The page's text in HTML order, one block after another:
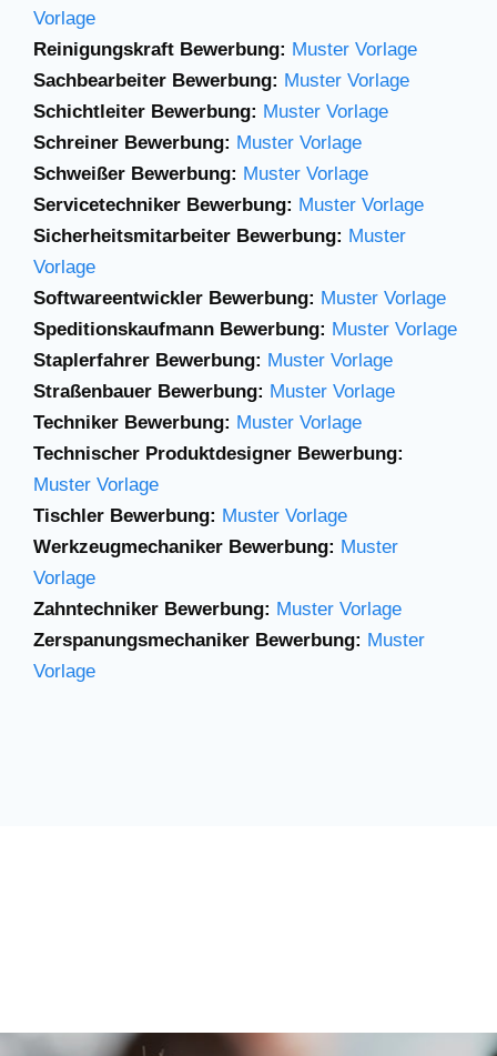
Vorlage
Reinigungskraft Bewerbung: Muster Vorlage
Sachbearbeiter Bewerbung: Muster Vorlage
Schichtleiter Bewerbung: Muster Vorlage
Schreiner Bewerbung: Muster Vorlage
Schweißer Bewerbung: Muster Vorlage
Servicetechniker Bewerbung: Muster Vorlage
Sicherheitsmitarbeiter Bewerbung: Muster
Vorlage
Softwareentwickler Bewerbung: Muster Vorlage
Speditionskaufmann Bewerbung: Muster Vorlage
Staplerfahrer Bewerbung: Muster Vorlage
Straßenbauer Bewerbung: Muster Vorlage
Techniker Bewerbung: Muster Vorlage
Technischer Produktdesigner Bewerbung:
Muster Vorlage
Tischler Bewerbung: Muster Vorlage
Werkzeugmechaniker Bewerbung: Muster
Vorlage
Zahntechniker Bewerbung: Muster Vorlage
Zerspanungsmechaniker Bewerbung: Muster
Vorlage